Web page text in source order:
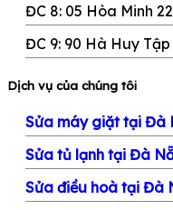
ĐC 8: 05 Hòa Minh
ĐC 9: 90 Hà Huy
Dịch vụ của chúng tôi
Sửa máy giặt tại Đà
Sửa tủ lạnh tại Đà
Sửa điều hoà tại Đà